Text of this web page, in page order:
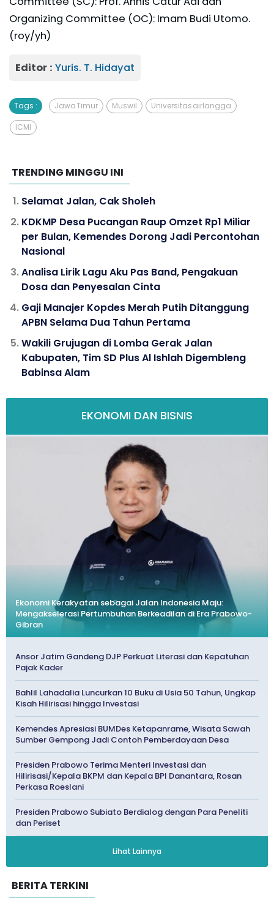
Organizing Committee (OC): Imam Budi Utomo.
(roy/yh)
Editor : Yuris. T. Hidayat
Tags : Jawa Timur Muswil Universitas airlangga
ICMI
TRENDING MINGGU INI
Selamat Jalan, Cak Sholeh
KDKMP Desa Pucangan Raup Omzet Rp1 Miliar
per Bulan, Kemendes Dorong Jadi Percontohan
Nasional
Analisa Lirik Lagu Aku Pas Band, Pengakuan
Dosa dan Penyesalan Cinta
Gaji Manajer Kopdes Merah Putih Ditanggung
APBN Selama Dua Tahun Pertama
Wakili Grujugan di Lomba Gerak Jalan
Kabupaten, Tim SD Plus Al Ishlah Digembleng
Babinsa Alam
EKONOMI DAN BISNIS
Ekonomi Kerakyatan sebagai Jalan Indonesia Maju:
Mengakselerasi Pertumbuhan Berkeadilan di Era Prabowo-
Gibran
Ansor Jatim Gandeng DJP Perkuat Literasi dan Kepatuhan
Pajak Kader
Bahlil Lahadalia Luncurkan 10 Buku di Usia 50 Tahun, Ungkap
Kisah Hilirisasi hingga Investasi
Kemendes Apresiasi BUMDes Ketapanrame, Wisata Sawah
Sumber Gempong Jadi Contoh Pemberdayaan Desa
Presiden Prabowo Terima Menteri Investasi dan
Hilirisasi/Kepala BKPM dan Kepala BPI Danantara, Rosan
Perkasa Roeslani
Presiden Prabowo Subiato Berdialog dengan Para Peneliti
dan Periset
Lihat Lainnya
BERITA TERKINI